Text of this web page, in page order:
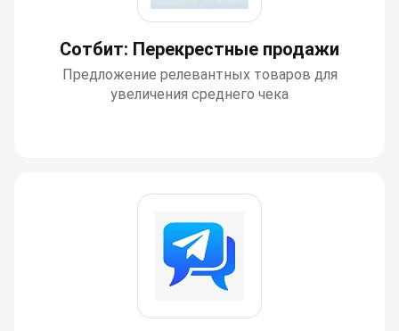
Сотбит: Перекрестные продажи
Предложение релевантных товаров для
увеличения среднего чека